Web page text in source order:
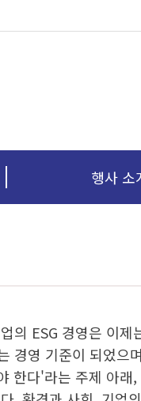
행사 소
의 ESG 경영은 이
경영 기준이 되었
한다'라는 주제 아